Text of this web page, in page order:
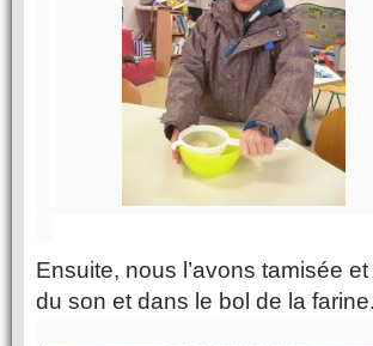
Ensuite, nous l’avons tamisée
du son et dans le bol de la farine.